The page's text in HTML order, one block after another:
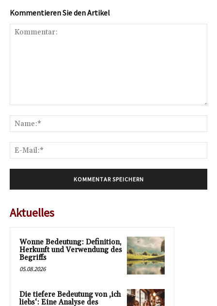
Kommentieren Sie den Artikel
Aktuelles
Wonne Bedeutung: Definition,
Herkunft und Verwendung des
Begriffs
05.08.2026
Die tiefere Bedeutung von ‚ich
liebs‘: Eine Analyse des